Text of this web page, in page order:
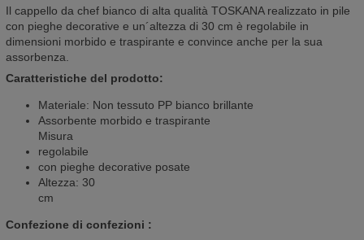
Il cappello da chef bianco di alta qualità TOSKANA realizzato in pile
con pieghe decorative e un´altezza di 30 cm è regolabile in
dimensioni morbido e traspirante e convince anche per la sua
assorbenza.
Caratteristiche del prodotto:
Materiale: Non tessuto PP bianco brillante
Assorbente morbido e traspirante
Misura
regolabile
con pieghe decorative posate
Altezza: 30
cm
Confezione di confezioni :